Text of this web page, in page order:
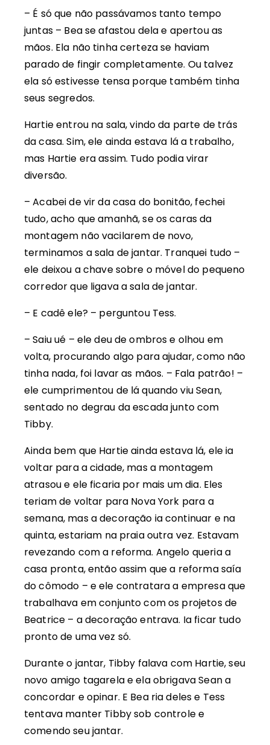
– É só que não passávamos tanto tempo
juntas – Bea se afastou dela e apertou as
mãos. Ela não tinha certeza se haviam
parado de fingir completamente. Ou talvez
ela só estivesse tensa porque também tinha
seus segredos.
Hartie entrou na sala, vindo da parte de trás
da casa. Sim, ele ainda estava lá a trabalho,
mas Hartie era assim. Tudo podia virar
diversão.
– Acabei de vir da casa do bonitão, fechei
tudo, acho que amanhã, se os caras da
montagem não vacilarem de novo,
terminamos a sala de jantar. Tranquei tudo –
ele deixou a chave sobre o móvel do pequeno
corredor que ligava a sala de jantar.
– E cadê ele? – perguntou Tess.
– Saiu ué – ele deu de ombros e olhou em
volta, procurando algo para ajudar, como não
tinha nada, foi lavar as mãos. – Fala patrão! –
ele cumprimentou de lá quando viu Sean,
sentado no degrau da escada junto com
Tibby.
Ainda bem que Hartie ainda estava lá, ele ia
voltar para a cidade, mas a montagem
atrasou e ele ficaria por mais um dia. Eles
teriam de voltar para Nova York para a
semana, mas a decoração ia continuar e na
quinta, estariam na praia outra vez. Estavam
revezando com a reforma. Angelo queria a
casa pronta, então assim que a reforma saía
do cômodo – e ele contratara a empresa que
trabalhava em conjunto com os projetos de
Beatrice – a decoração entrava. Ia ficar tudo
pronto de uma vez só.
Durante o jantar, Tibby falava com Hartie, seu
novo amigo tagarela e ela obrigava Sean a
concordar e opinar. E Bea ria deles e Tess
tentava manter Tibby sob controle e
comendo seu jantar.